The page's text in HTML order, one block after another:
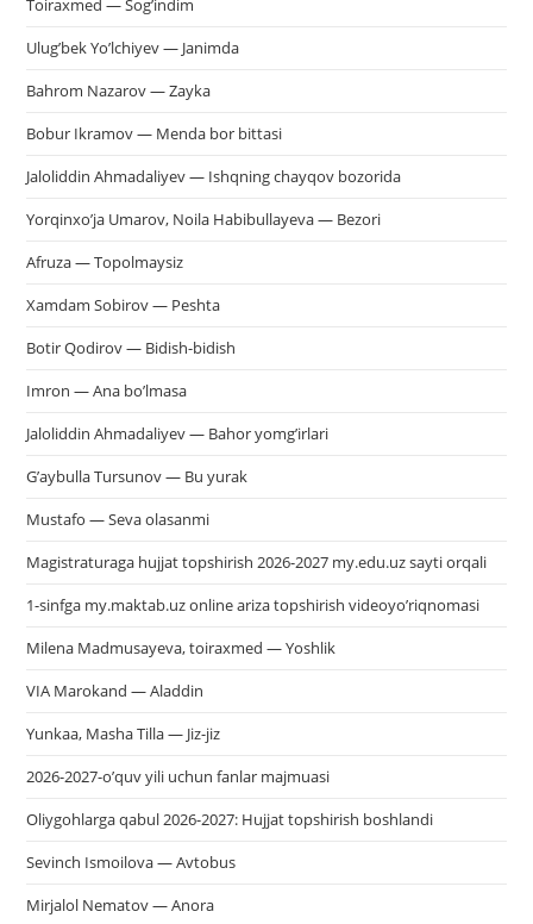
Toiraxmed — Sog’indim
Ulug’bek Yo’lchiyev — Janimda
Bahrom Nazarov — Zayka
Bobur Ikramov — Menda bor bittasi
Jaloliddin Ahmadaliyev — Ishqning chayqov bozorida
Yorqinxo’ja Umarov, Noila Habibullayeva — Bezori
Afruza — Topolmaysiz
Xamdam Sobirov — Peshta
Botir Qodirov — Bidish-bidish
Imron — Ana bo’lmasa
Jaloliddin Ahmadaliyev — Bahor yomg’irlari
G’aybulla Tursunov — Bu yurak
Mustafo — Seva olasanmi
Magistraturaga hujjat topshirish 2026-2027 my.edu.uz sayti orqali
1-sinfga my.maktab.uz online ariza topshirish videoyo’riqnomasi
Milena Madmusayeva, toiraxmed — Yoshlik
VIA Marokand — Aladdin
Yunkaa, Masha Tilla — Jiz-jiz
2026-2027-o’quv yili uchun fanlar majmuasi
Oliygohlarga qabul 2026-2027: Hujjat topshirish boshlandi
Sevinch Ismoilova — Avtobus
Mirjalol Nematov — Anora